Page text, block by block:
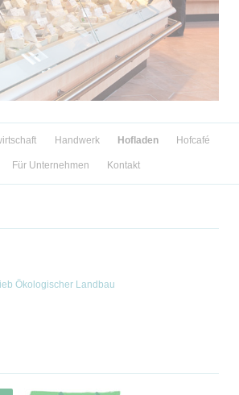
Handwerk Hofladen Hofcafé
Für Unternehmen Kontakt
Ökologischer Landbau